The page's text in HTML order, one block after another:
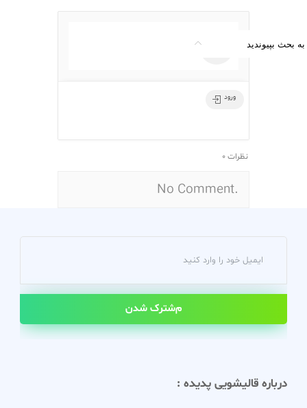
به بحث بپیوندید
ورود
0 نظرات
No Comment.
مشترک شدن
درباره قالیشویی پدیده :